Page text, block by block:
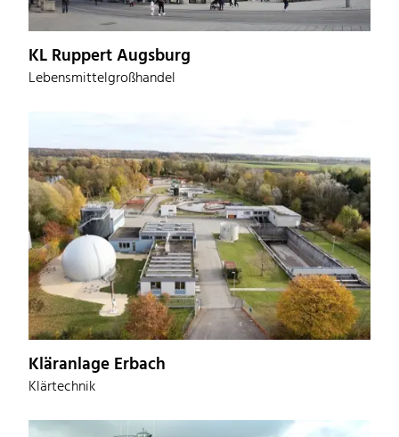
KL Ruppert Augsburg
Lebensmittelgroßhandel
Kläranlage Erbach
Klärtechnik